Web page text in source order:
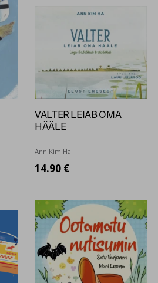
VALTER LEIAB OMA
HÄÄLE
Ann Kim Ha
14.90 €